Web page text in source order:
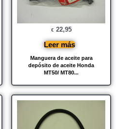
Manguera de aceite para
depósito de aceite Honda
MT50/ MT80...
€ 22,95
Leer más